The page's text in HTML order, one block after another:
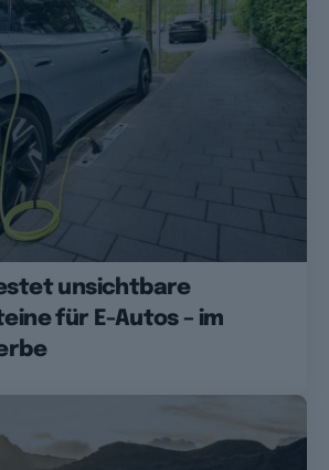
unsichtbare
für E-Autos – im